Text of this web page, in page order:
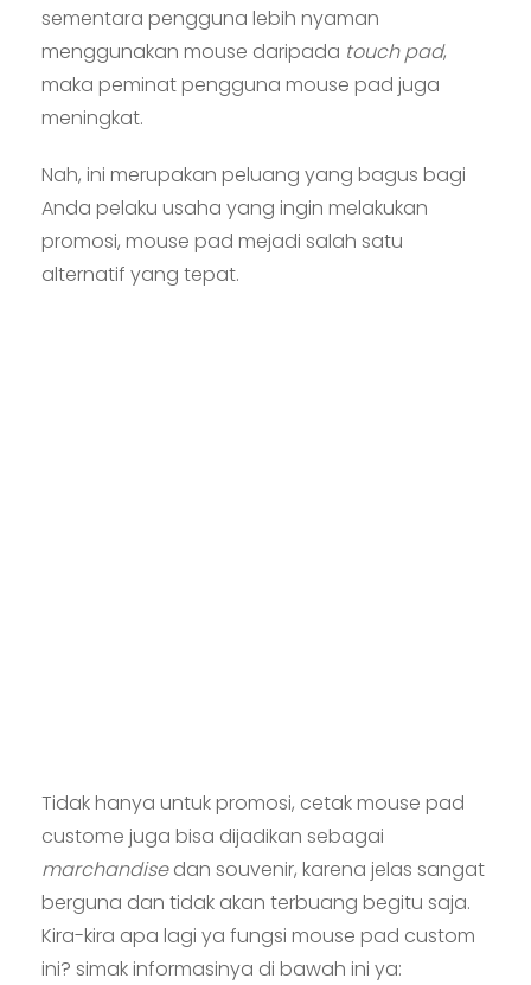
sementara pengguna lebih nyaman
menggunakan mouse daripada touch pad,
maka peminat pengguna mouse pad juga
meningkat.
Nah, ini merupakan peluang yang bagus bagi
Anda pelaku usaha yang ingin melakukan
promosi, mouse pad mejadi salah satu
alternatif yang tepat.
Tidak hanya untuk promosi, cetak mouse pad
custome juga bisa dijadikan sebagai
marchandisedan souvenir, karena jelas sangat
berguna dan tidak akan terbuang begitu saja.
Kira-kira apa lagi ya fungsi mouse pad custom
ini? simak informasinya di bawah ini ya: